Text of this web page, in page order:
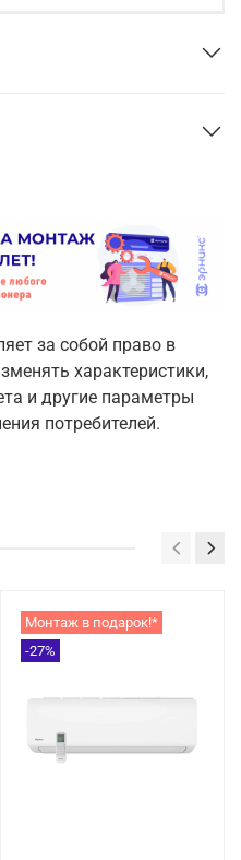
за собой право в
характеристики,
и другие параметры
потребителей.
Монтаж в подарок!*
-27%